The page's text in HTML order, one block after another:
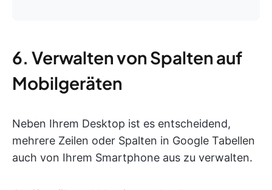
6. Verwalten von Spalten auf
Mobilgeräten
Neben Ihrem Desktop ist es entscheidend,
mehrere Zeilen oder Spalten in Google Tabellen
auch von Ihrem Smartphone aus zu verwalten.